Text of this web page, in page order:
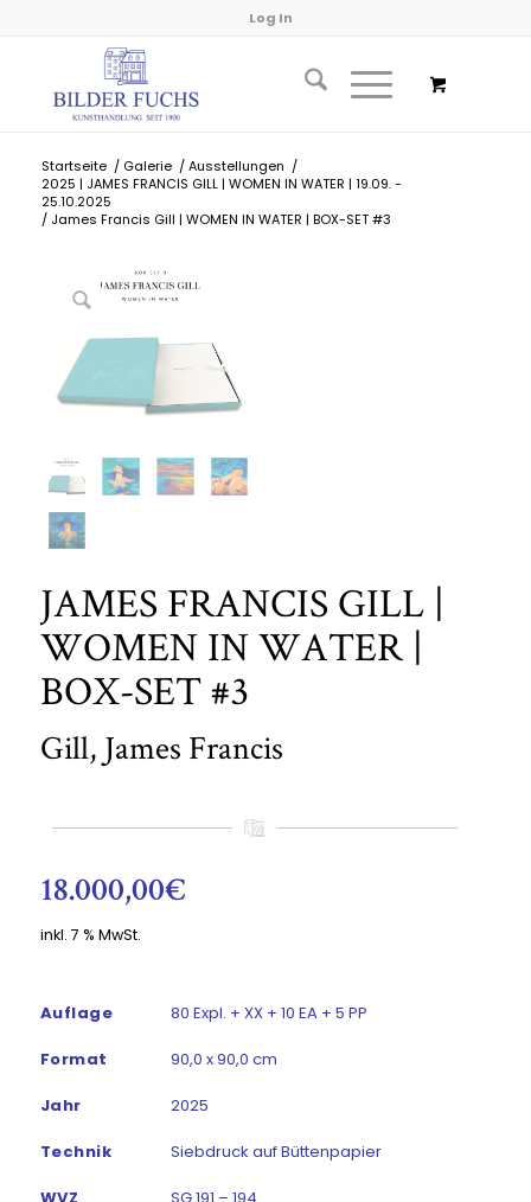
Log In
Startseite / Galerie / Ausstellungen /
2025 | JAMES FRANCIS GILL | WOMEN IN WATER | 19.09. -
25.10.2025
/ James Francis Gill | WOMEN IN WATER | BOX-SET #3
JAMES FRANCIS GILL |
WOMEN IN WATER |
BOX-SET #3
Gill, James Francis
18.000,00€
inkl. 7 % MwSt.
Auflage 80 Expl. + XX + 10 EA + 5 PP
Format 90,0 x 90,0 cm
Jahr 2025
Technik Siebdruck auf Büttenpapier